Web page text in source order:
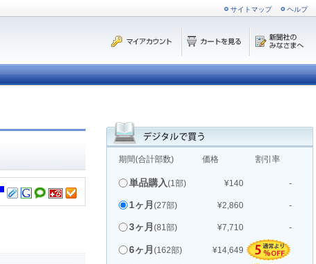
サイトマップ ヘルプ
期間(合計部数) 価格 割引率
単品購入(1部) ¥140 -
1ヶ月 (27部) ¥2,860 -
3ヶ月 (81部) ¥7,710 -
6ヶ月 (162部) ¥14,649